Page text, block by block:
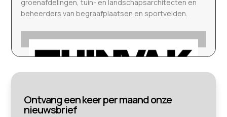
groenafdelingen, tuin- en landschapsarchitecten en
beheerders van begraafplaatsen en sportvelden.
Ontvang een keer per maand onze
nieuwsbrief